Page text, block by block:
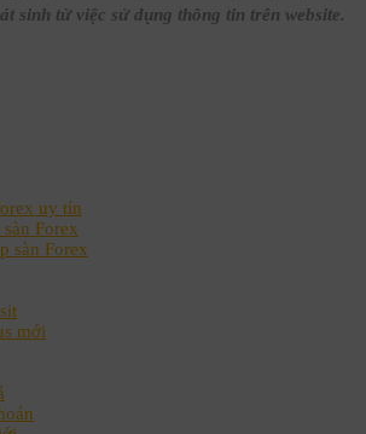
sinh từ việc sử dụng thông tin trên website.
uy tín
Forex
sàn Forex
mới